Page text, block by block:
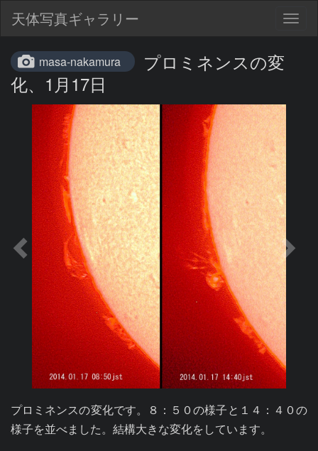
天体写真ギャラリー
masa-nakamura
プロミネンスの変
化、1月17日
プロミネンスの変化です。８：５０の様子と１４：４０の
様子を並べました。結構大きな変化をしています。